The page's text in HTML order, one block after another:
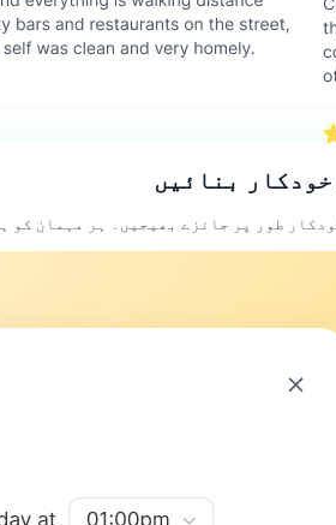
بنائیں
طور پر جائزے بھیجیں۔ ہر مہمان کو